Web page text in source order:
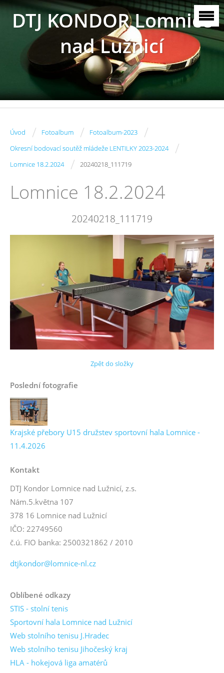
DTJ KONDOR Lomnice
nad Lužnicí
Úvod / Fotoalbum / Fotoalbum-2023 /
Okresní bodovací soutěž mládeže LENTILKY 2023-2024 /
Lomnice 18.2.2024 / 20240218_111719
Lomnice 18.2.2024
20240218_111719
Zpět do složky
Poslední fotografie
Krajské přebory U15 družstev sportovní hala Lomnice -
11.4.2026
Kontakt
DTJ Kondor Lomnice nad Lužnicí, z.s.
Nám.5.května 107
378 16 Lomnice nad Lužnicí
IČO: 22749560
č.ú. FIO banka: 2500321862 / 2010
dtjkondor@lomnice-nl.cz
Oblíbené odkazy
STIS - stolní tenis
Sportovní hala Lomnice nad Lužnicí
Web stolního tenisu J.Hradec
Web stolního tenisu Jihočeský kraj
HLA - hokejová liga amatérů